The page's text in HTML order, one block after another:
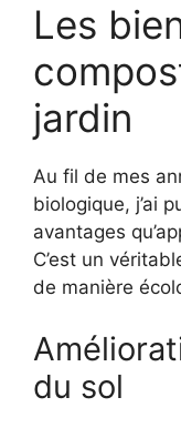
Les
jardin
Au fil de mes
biologique, j’ai
avantages
C’est un
de manière
du sol